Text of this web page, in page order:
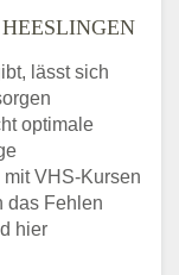
Nähe
um
zum
lässt sich
optimale
VHS-Kursen
das Fehlen
hier